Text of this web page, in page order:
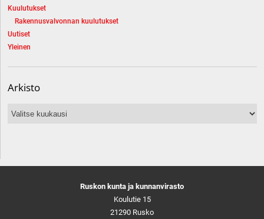
Kuulutukset
Rakennusvalvonnan kuulutukset
Uutiset
Yleinen
Arkisto
Arkisto
Ruskon kunta ja kunnanvirasto
Koulutie 15
21290 Rusko